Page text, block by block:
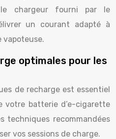
chargeur fourni par le
un courant adapté à
vapoteuse.
optimales pour les
de recharge est essentiel
votre batterie d’e-cigarette
techniques recommandées
vos sessions de charge.